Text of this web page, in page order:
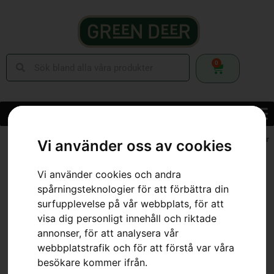
Vi använder oss av cookies
Vi använder cookies och andra
spårningsteknologier för att förbättra din
surfupplevelse på vår webbplats, för att
visa dig personligt innehåll och riktade
annonser, för att analysera vår
webbplatstrafik och för att förstå var våra
besökare kommer ifrån.
0
»Webbutik Skog »Skogsverktyg Verktygsbälte» Kombihölster